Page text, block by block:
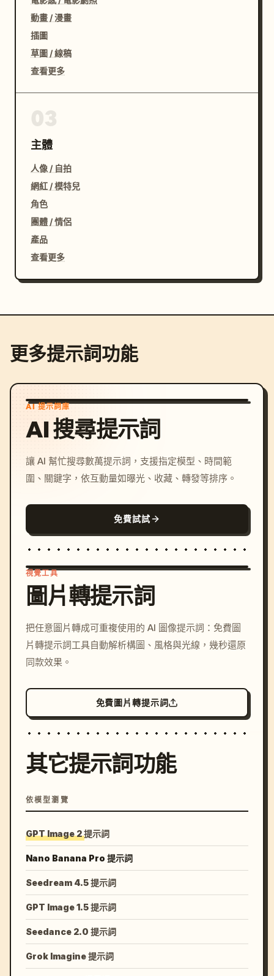
動畫 / 漫畫
插圖
草圖 / 線稿
查看更多
主體
人像 / 自拍
網紅 / 模特兒
角色
團體 / 情侶
產品
查看更多
更多提示詞功能
AI 提示詞庫
AI 搜尋提示詞
讓 AI 幫忙搜尋數萬提示詞，支援指定模型、時間範
圍、關鍵字，依互動量如曝光、收藏、轉發等排序。
免費試試
c, cyberpunk sunset, neon
colors, 8k --v 6.0
視覺工具
圖片轉提示詞
把任意圖片轉成可重複使用的 AI 圖像提示詞：免費圖
片轉提示詞工具自動解析構圖、風格與光線，幾秒還原
同款效果。
免費圖片轉提示詞
其它提示詞功能
依模型瀏覽
GPT Image 2 提示詞
Nano Banana Pro 提示詞
Seedream 4.5 提示詞
GPT Image 1.5 提示詞
Seedance 2.0 提示詞
Grok Imagine 提示詞